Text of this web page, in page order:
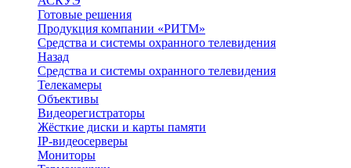
Готовые решения
Продукция компании «РИТМ»
Средства и системы охранного телевидения
Назад
Средства и системы охранного телевидения
Телекамеры
Объективы
Видеорегистраторы
Жёсткие диски и карты памяти
IP-видеосерверы
Мониторы